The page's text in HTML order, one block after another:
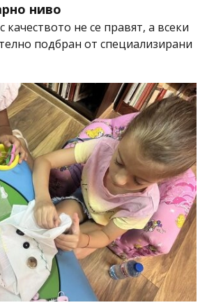
ниво
не се правят, а всеки
подбран от специализирани